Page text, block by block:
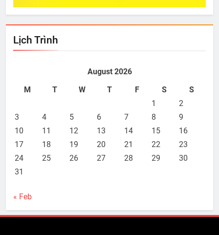
Lịch Trình
August 2026
M
T W T F S
S
1
2
3
4 5 6 7 8
9
10
11 12 13 14 15
16
17
18 19 20 21 22
23
24
25 26 27 28 29
30
31
« Feb